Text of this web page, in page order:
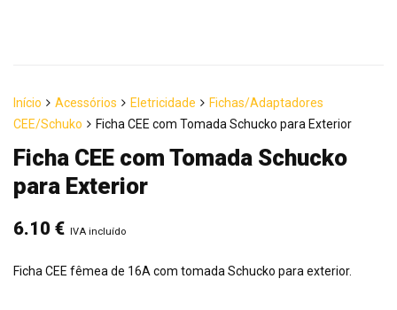
Início Acessórios Eletricidade
Fichas/Adaptadores
CEE/Schuko
Ficha CEE com Tomada Schucko para Exterior
Ficha CEE com Tomada Schucko
para Exterior
6.10 € IVA incluído
Ficha CEE fêmea de 16A com tomada Schucko para exterior.